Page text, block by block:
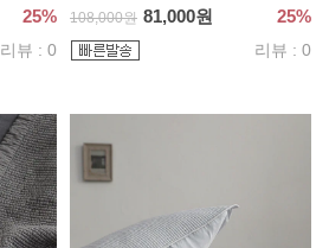
25%
리뷰 : 0
108,000원 81,000원 25%
리뷰 : 0